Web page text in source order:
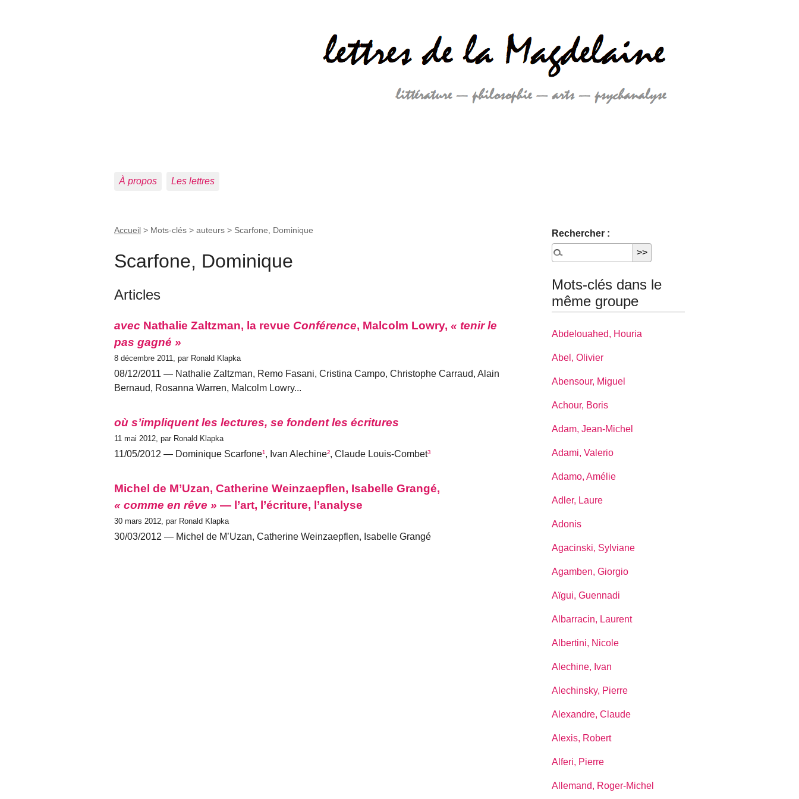
À propos Les lettres
Accueil > Mots-clés > auteurs > Scarfone, Dominique
Scarfone, Dominique
Articles
avec Nathalie Zaltzman, la revue Conférence, Malcolm Lowry, « tenir le
pas gagné »
8 décembre 2011, par Ronald Klapka
08/12/2011 — Nathalie Zaltzman, Remo Fasani, Cristina Campo, Christophe Carraud, Alain
Bernaud, Rosanna Warren, Malcolm Lowry...
où s’impliquent les lectures, se fondent les écritures
11 mai 2012, par Ronald Klapka
11/05/2012 — Dominique Scarfone¹, Ivan Alechine², Claude Louis-Combet³
Michel de M’Uzan, Catherine Weinzaepflen, Isabelle Grangé,
« comme en rêve » — l’art, l’écriture, l’analyse
30 mars 2012, par Ronald Klapka
30/03/2012 — Michel de M’Uzan, Catherine Weinzaepflen, Isabelle Grangé
Rechercher :
Mots-clés dans le
même groupe
Abdelouahed, Houria
Abel, Olivier
Abensour, Miguel
Achour, Boris
Adam, Jean-Michel
Adami, Valerio
Adamo, Amélie
Adler, Laure
Adonis
Agacinski, Sylviane
Agamben, Giorgio
Aïgui, Guennadi
Albarracin, Laurent
Albertini, Nicole
Alechine, Ivan
Alechinsky, Pierre
Alexandre, Claude
Alexis, Robert
Alferi, Pierre
Allemand, Roger-Michel